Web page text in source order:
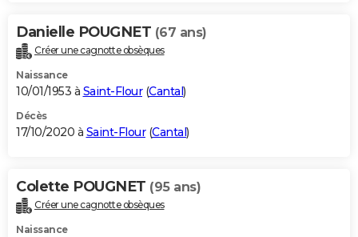
Danielle POUGNET (67 ans)
Créer une cagnotte obsèques
Naissance
10/01/1953 à Saint-Flour(Cantal )
Décès
17/10/2020 à Saint-Flour(Cantal )
Colette POUGNET (95 ans)
Créer une cagnotte obsèques
Naissance